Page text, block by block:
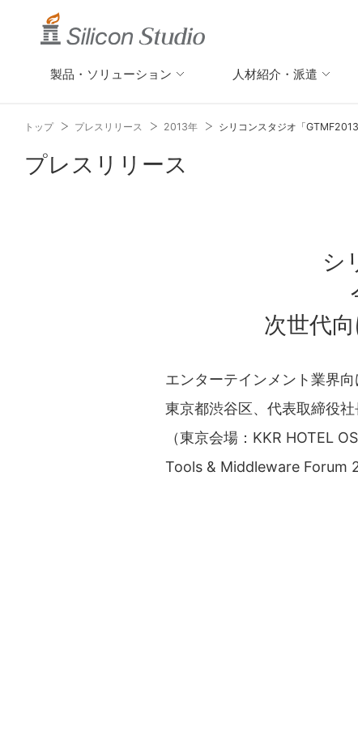
製品・ソリューション 人材紹介・派遣
トップ プレスリリース 2013年 シリコンスタジオ「
プレスリリース
シ
次世代
エンターテインメント業界
東京都渋谷区、代表取締役
（東京会場：KKR HOTEL
Tools & Middleware Forum